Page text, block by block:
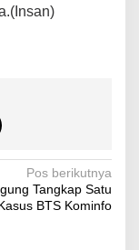
Pos berikutnya
Tangkap Satu
BTS Kominfo